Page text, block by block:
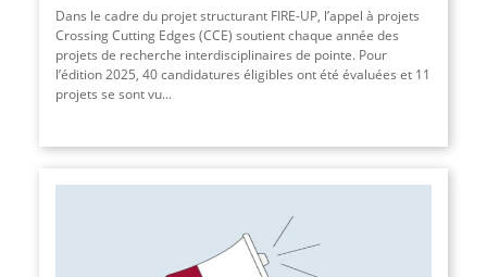
Dans le cadre du projet structurant FIRE-UP, l’appel à projets
Crossing Cutting Edges (CCE) soutient chaque année des
projets de recherche interdisciplinaires de pointe. Pour
l’édition 2025, 40 candidatures éligibles ont été évaluées et 11
projets se sont vu...